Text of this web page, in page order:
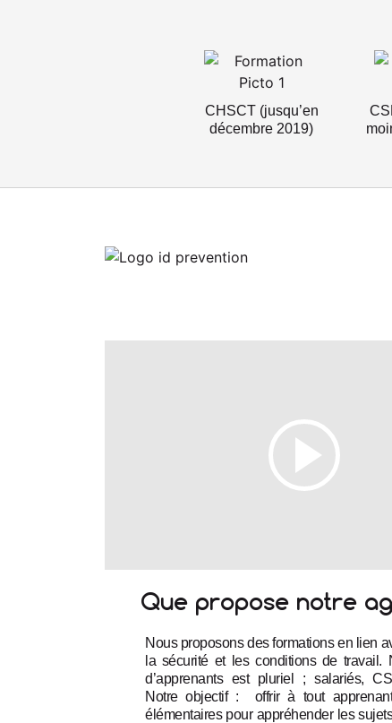
CHSCT (jusqu’en
décembre 2019)
Que propose notre
Nous proposons des formations en lien
la sécurité et les conditions de travail.
d’apprenants est pluriel ; salariés,
Notre objectif :  offrir à tout
élémentaires pour appréhender les